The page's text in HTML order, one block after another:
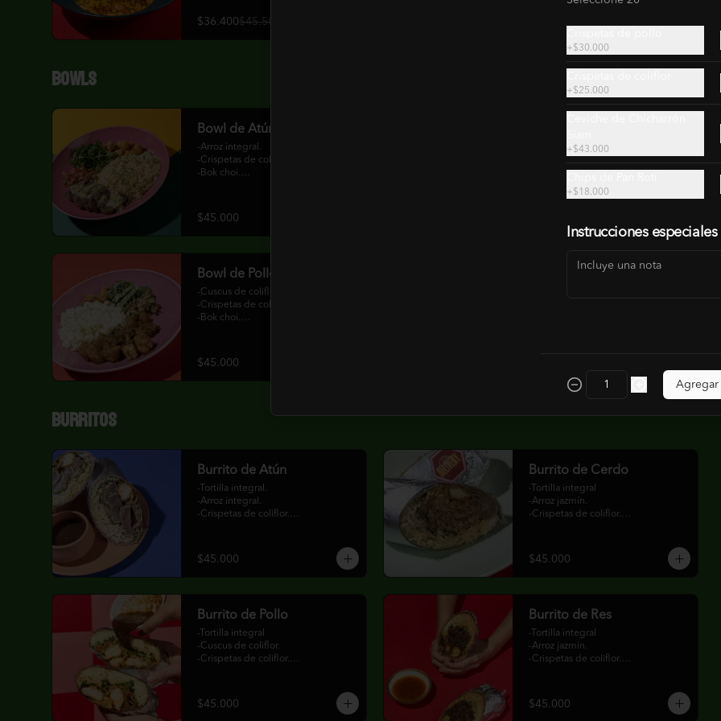
$36.400$45.500
Bowls
Bowl de Atún
-Arroz integral.
-Crispetas de coliflor.
-Bok choi.
-Atún encostrado.
-Curry verde.
$45.000
-Arroz jazmín.
-Bok choi.
-Encurtido de tomate y cebolla con
cilantro, limonaria y lima kaffir
-Curry rojo.
Bowl de Pollo
-Cuscus de coliflor.
-Crispetas de coliflor.
-Bok choi.
-Pollo.
-Salsa de maní.
$45.000
Burritos
Burrito de Atún
-Tortilla integral.
-Arroz integral.
-Crispetas de coliflor.
cilantro, limonaria y lima kaffir
-Atún encostrado.
$45.000
Burrito de Cerdo
-Tortilla integral
-Arroz jazmín.
-Crispetas de coliflor.
cilantro, limonaria y lima kaffir
-Cerdo.
$45.000
Burrito de Pollo
-Tortilla integral
-Cuscus de coliflor.
-Crispetas de coliflor.
cilantro, limonaria y lima kaffir
-Pollo.
$45.000
Burrito de Res
-Tortilla integral
-Arroz jazmín.
-Crispetas de coliflor.
cilantro, limonaria y lima kaffir
-Res en cocción lenta.
$45.000
+$30.000
+$25.000
+$43.000
+$18.000
Instrucciones especiales
Agregar